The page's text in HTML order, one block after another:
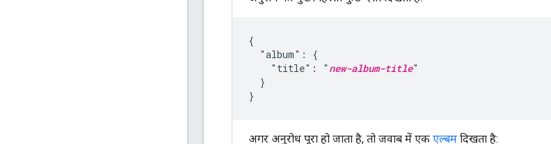
{
  "album": {
    "title": "
new-album-title"
  }
}
अगर अनुरोध पूरा हो जाता है, तो जवाब में एक एल्बम दिखता है: